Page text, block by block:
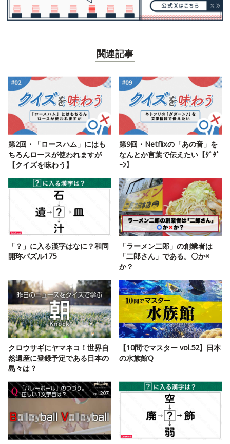
関連記事
第2回・「ロースハム」にはも
ちろんロースが使われますが
【クイズを味わう】
第9回・Netflixの「あの音」を
なんとか言葉で伝えたい【ﾀﾞﾀﾞ
ｰﾝ】
「？」に入る漢字はなに？和同
開珎パズル175
「ラーメン二郎」の創業者は
「二郎さん」である。〇か×
か？
クロウサギにヤマネコ！世界自
然遺産に登録予定である日本の
島々は？
【10問でマスター vol.52】日本
の水族館Q